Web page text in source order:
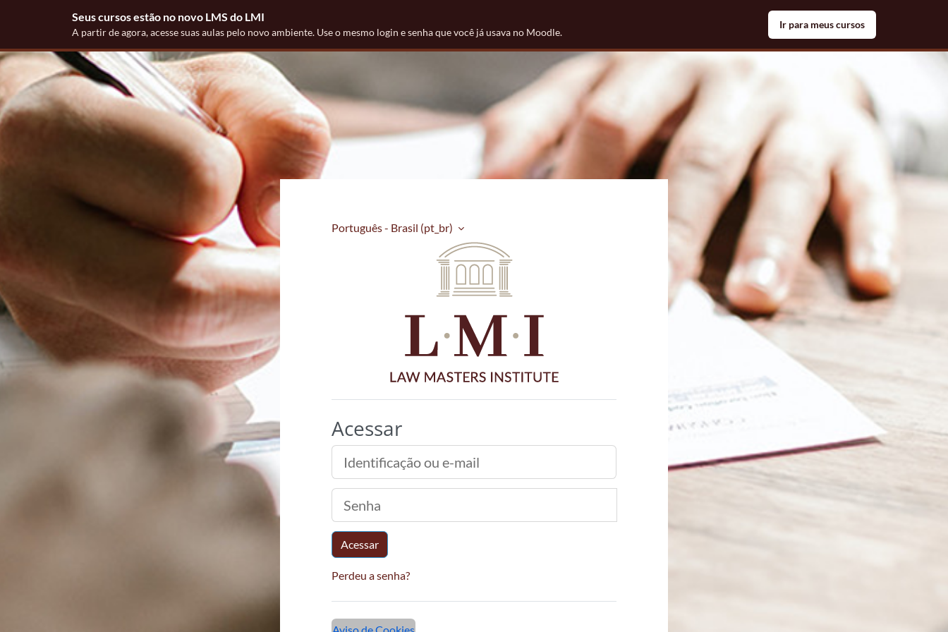
Seus cursos estão no novo LMS do LMI
A partir de agora, acesse suas aulas pelo novo ambiente. Use o mesmo login e senha que você já usava no Moodle.
Ir para meus cursos
Ir para o conteúdo principal
Português - Brasil ‎(pt_br)‎
Law Masters Institute
Acessar
Identificação ou e-mail
Senha
Acessar
Perdeu a senha?